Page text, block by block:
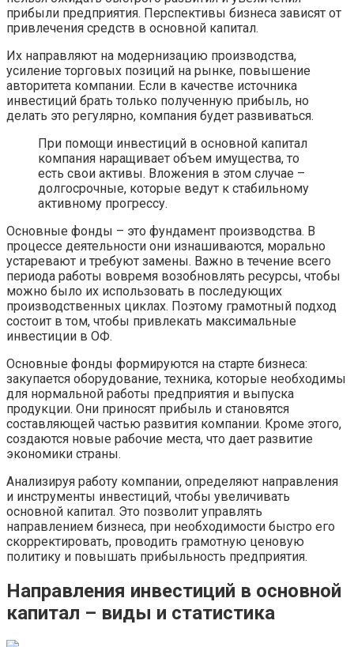
прибыли предприятия. Перспективы бизнеса зависят от
привлечения средств в основной капитал.
Их направляют на модернизацию производства,
усиление торговых позиций на рынке, повышение
авторитета компании. Если в качестве источника
инвестиций брать только полученную прибыль, но
делать это регулярно, компания будет развиваться.
При помощи инвестиций в основной капитал
компания наращивает объем имущества, то
есть свои активы. Вложения в этом случае –
долгосрочные, которые ведут к стабильному
активному прогрессу.
Основные фонды – это фундамент производства. В
процессе деятельности они изнашиваются, морально
устаревают и требуют замены. Важно в течение всего
периода работы вовремя возобновлять ресурсы, чтобы
можно было их использовать в последующих
производственных циклах. Поэтому грамотный подход
состоит в том, чтобы привлекать максимальные
инвестиции в ОФ.
Основные фонды формируются на старте бизнеса:
закупается оборудование, техника, которые необходимы
для нормальной работы предприятия и выпуска
продукции. Они приносят прибыль и становятся
составляющей частью развития компании. Кроме этого,
создаются новые рабочие места, что дает развитие
экономики страны.
Анализируя работу компании, определяют направления
и инструменты инвестиций, чтобы увеличивать
основной капитал. Это позволит управлять
направлением бизнеса, при необходимости быстро его
скорректировать, проводить грамотную ценовую
политику и повышать прибыльность предприятия.
Направления инвестиций в основной
капитал – виды и статистика